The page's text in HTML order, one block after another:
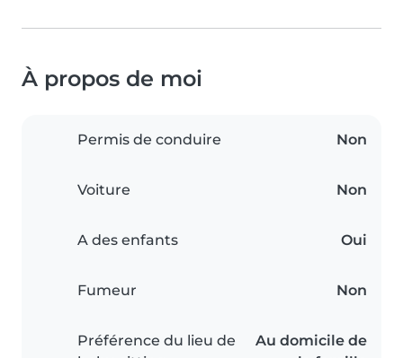
À propos de moi
Permis de conduire Non
Voiture Non
A des enfants Oui
Fumeur Non
Préférence du lieu de
Au domicile de